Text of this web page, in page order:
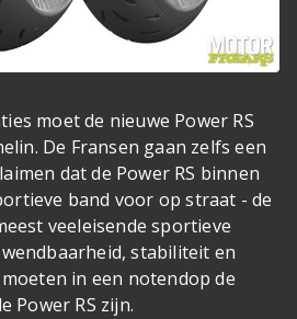
moet de nieuwe Power RS
De Fransen gaan zelfs een
dat de Power RS binnen
band voor op straat - de
veeleisende sportieve
stabiliteit en
in een notendop de
Power RS zijn.